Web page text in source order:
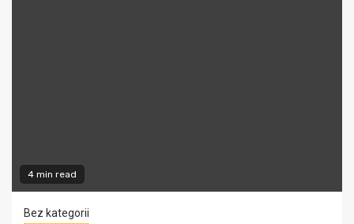
4 min read
Bez kategorii